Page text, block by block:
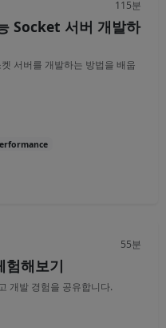
115분
Socket 서버 개발하
서버를 개발하는 방법을 배웁
55분
해보기
개발 경험을 공유합니다.